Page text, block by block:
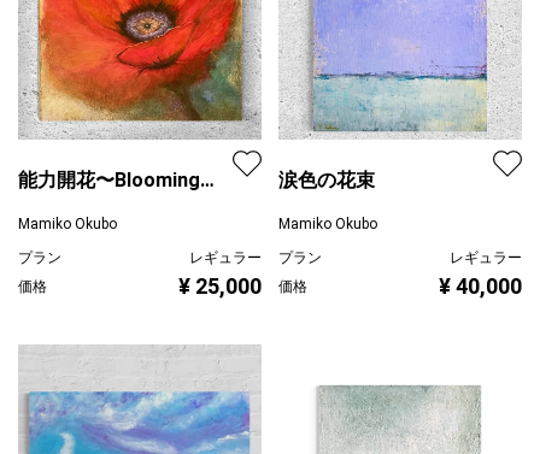
能力開花〜Blooming
Mamiko Okubo
プラン
レギュラー
価格
¥ 25,000
涙色の花束
Mamiko Okubo
プラン
レギュラー
価格
¥ 40,000